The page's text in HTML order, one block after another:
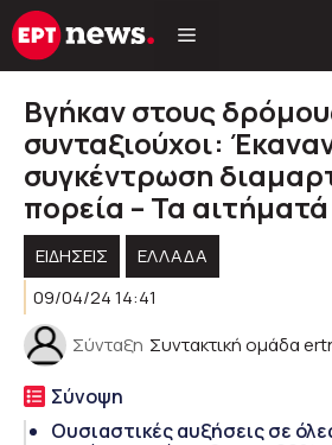
Μετάβαση
σε
Βγήκαν στους
συνταξιούχοι:
συγκέντρωση
πορεία – Τα
ΕΙΔΗΣΕΙΣ
ΕΛΛΑΔΑ
09/04/24 14:41
Σύνταξη Συντακτική ομάδα
Σύνοψη
Ουσιαστικές αυξήσεις σε